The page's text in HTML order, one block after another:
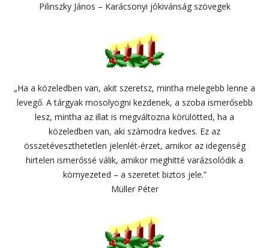
Pilinszky János – Karácsonyi jókivánság szövegek
„Ha a közeledben van, akit szeretsz, mintha melegebb lenne a
levegő. A tárgyak mosolyogni kezdenek, a szoba ismerősebb
lesz, mintha az illat is megváltozna körülötted, ha a
közeledben van, aki számodra kedves. Ez az
összetéveszthetetlen jelenlét-érzet, amikor az idegenség
hirtelen ismerőssé válik, amikor meghitté varázsolódik a
környezeted – a szeretet biztos jele.”
Müller Péter